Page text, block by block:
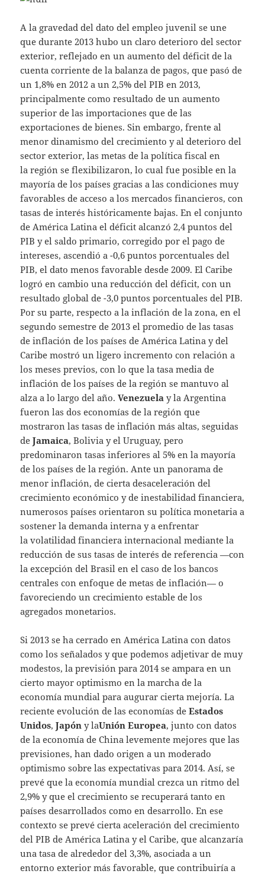
A la gravedad del dato del empleo juvenil se une
que durante 2013 hubo un claro deterioro del sector
exterior, reflejado en un aumento del déficit de la
cuenta corriente de la balanza de pagos, que pasó de
un 1,8% en 2012 a un 2,5% del PIB en 2013,
principalmente como resultado de un aumento
superior de las importaciones que de las
exportaciones de bienes. Sin embargo, frente al
menor dinamismo del crecimiento y al deterioro del
sector exterior, las metas de la política fiscal en
la región se flexibilizaron, lo cual fue posible en la
mayoría de los países gracias a las condiciones muy
favorables de acceso a los mercados financieros, con
tasas de interés históricamente bajas. En el conjunto
de América Latina el déficit alcanzó 2,4 puntos del
PIB y el saldo primario, corregido por el pago de
intereses, ascendió a -0,6 puntos porcentuales del
PIB, el dato menos favorable desde 2009. El Caribe
logró en cambio una reducción del déficit, con un
resultado global de -3,0 puntos porcentuales del PIB.
Por su parte, respecto a la inflación de la zona, en el
segundo semestre de 2013 el promedio de las tasas
de inflación de los países de América Latina y del
Caribe mostró un ligero incremento con relación a
los meses previos, con lo que la tasa media de
inflación de los países de la región se mantuvo al
alza a lo largo del año. Venezuela y la Argentina
fueron las dos economías de la región que
mostraron las tasas de inflación más altas, seguidas
de Jamaica, Bolivia y el Uruguay, pero
predominaron tasas inferiores al 5% en la mayoría
de los países de la región. Ante un panorama de
menor inflación, de cierta desaceleración del
crecimiento económico y de inestabilidad financiera,
numerosos países orientaron su política monetaria a
sostener la demanda interna y a enfrentar
la volatilidad financiera internacional mediante la
reducción de sus tasas de interés de referencia —con
la excepción del Brasil en el caso de los bancos
centrales con enfoque de metas de inflación— o
favoreciendo un crecimiento estable de los
agregados monetarios.
Si 2013 se ha cerrado en América Latina con datos
como los señalados y que podemos adjetivar de muy
modestos, la previsión para 2014 se ampara en un
cierto mayor optimismo en la marcha de la
economía mundial para augurar cierta mejoría. La
reciente evolución de las economías de Estados
Unidos,Japóny laUnión Europea, junto con datos
de la economía de China levemente mejores que las
previsiones, han dado origen a un moderado
optimismo sobre las expectativas para 2014. Así, se
prevé que la economía mundial crezca un ritmo del
2,9% y que el crecimiento se recuperará tanto en
países desarrollados como en desarrollo. En ese
contexto se prevé cierta aceleración del crecimiento
del PIB de América Latina y el Caribe, que alcanzaría
una tasa de alrededor del 3,3%, asociada a un
entorno exterior más favorable, que contribuiría a